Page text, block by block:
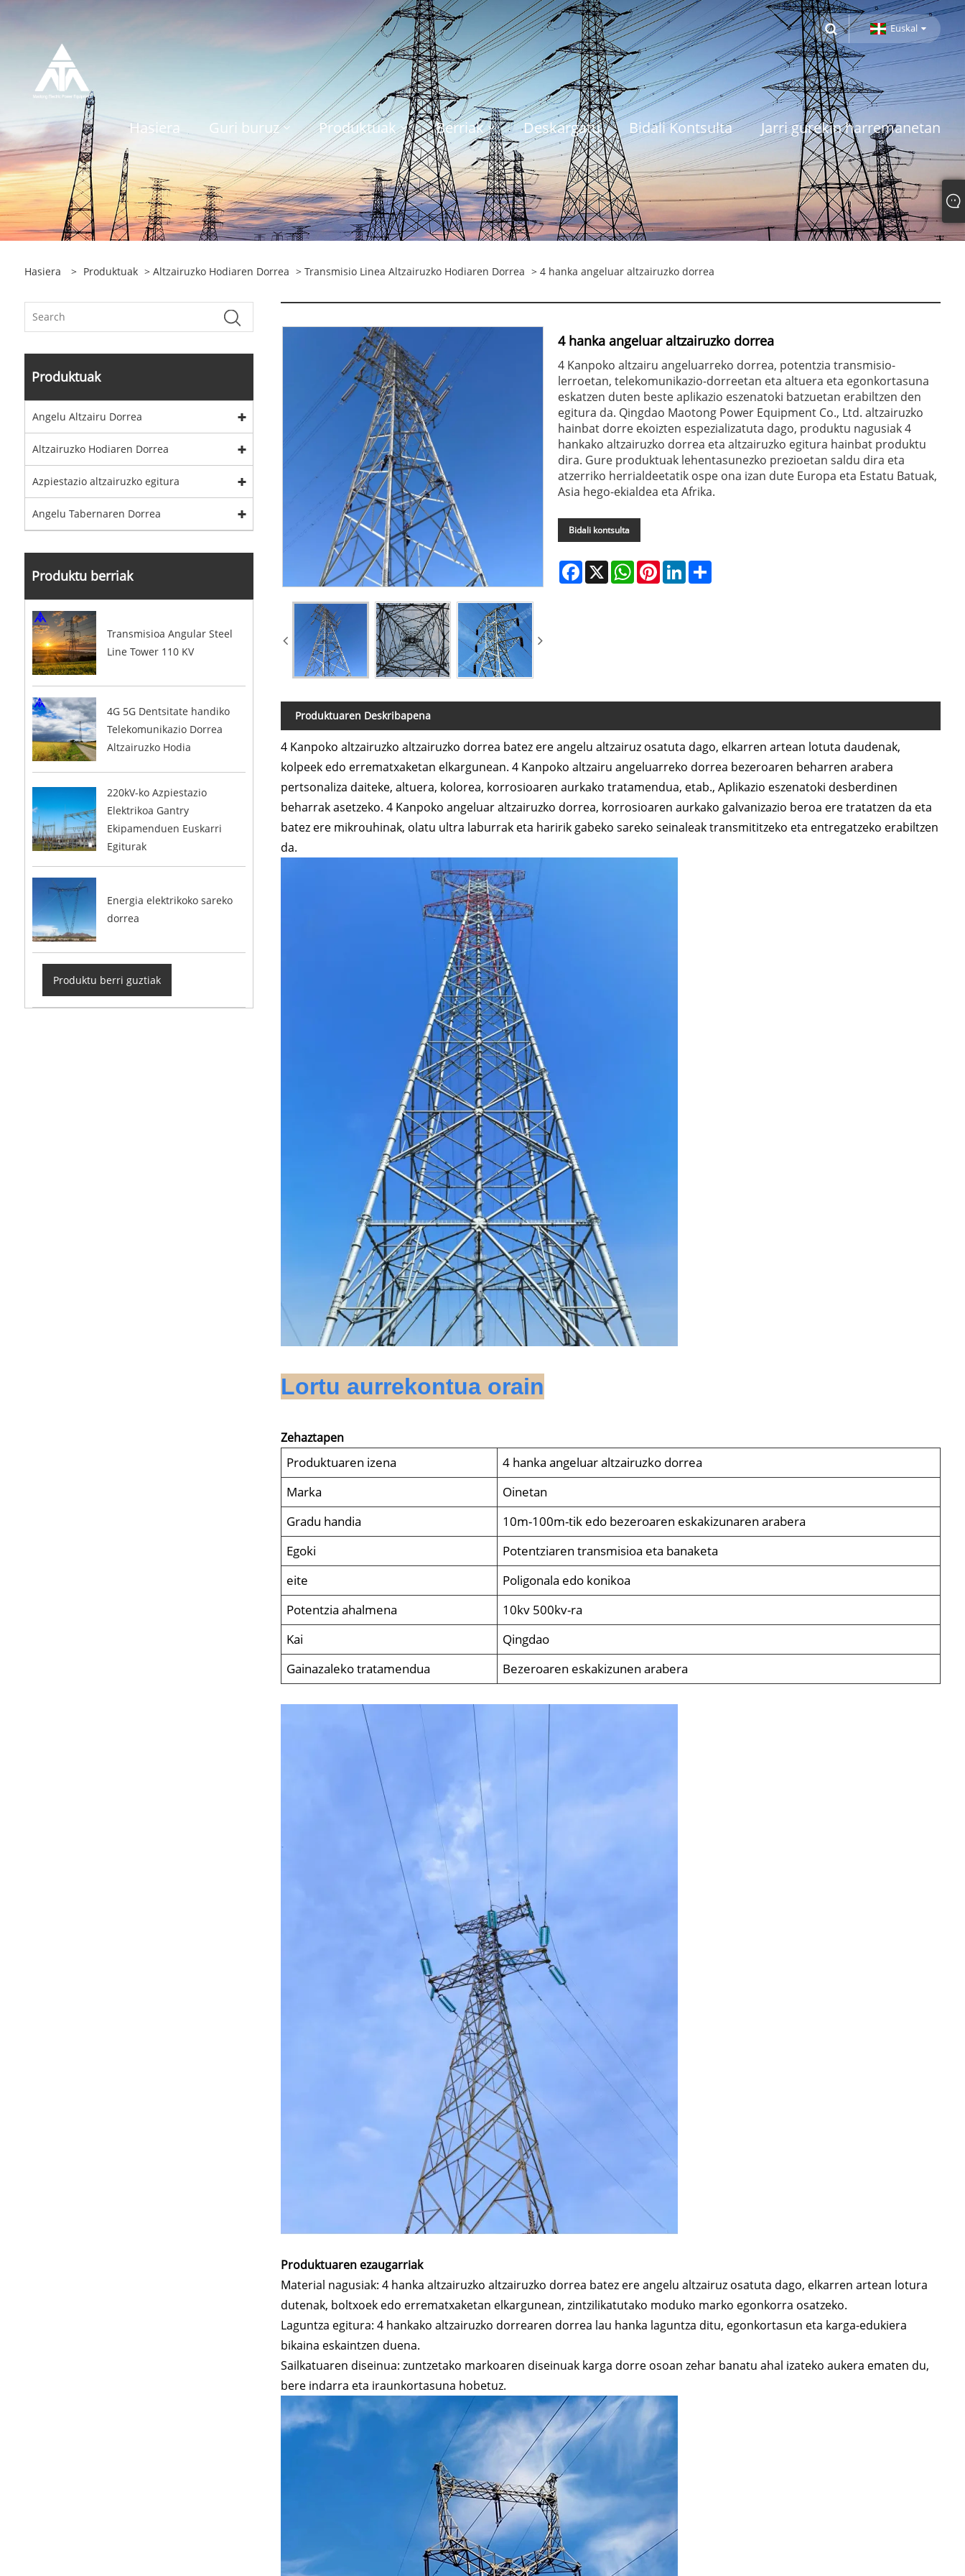
Euskal
Hasiera Guri buruz Produktuak Berriak Deskargatu Bidali Kontsulta Jarri gurekin harremanetan
Hasiera > Produktuak > Altzairuzko Hodiaren Dorrea > Transmisio Linea Altzairuzko Hodiaren Dorrea > 4 hanka angeluar altzairuzko dorrea
Produktuak
Angelu Altzairu Dorrea
Altzairuzko Hodiaren Dorrea
Azpiestazio altzairuzko egitura
Angelu Tabernaren Dorrea
Produktu berriak
Transmisioa Angular Steel
Line Tower 110 KV
4G 5G Dentsitate handiko
Telekomunikazio Dorrea
Altzairuzko Hodia
220kV-ko Azpiestazio
Elektrikoa Gantry
Ekipamenduen Euskarri
Egiturak
Energia elektrikoko sareko
dorrea
Produktu berri guztiak
4 hanka angeluar altzairuzko dorrea
4 Kanpoko altzairu angeluarreko dorrea, potentzia transmisio-
lerroetan, telekomunikazio-dorreetan eta altuera eta egonkortasuna
eskatzen duten beste aplikazio eszenatoki batzuetan erabiltzen den
egitura da. Qingdao Maotong Power Equipment Co., Ltd. altzairuzko
hainbat dorre ekoizten espezializatuta dago, produktu nagusiak 4
hankako altzairuzko dorrea eta altzairuzko egitura hainbat produktu
dira. Gure produktuak lehentasunezko prezioetan saldu dira eta
atzerriko herrialdeetatik ospe ona izan dute Europa eta Estatu Batuak,
Asia hego-ekialdea eta Afrika.
Bidali kontsulta
Facebook
X WhatsApp
PinterestLinkedIn
Produktuaren Deskribapena
4 Kanpoko altzairuzko altzairuzko dorrea batez ere angelu altzairuz osatuta dago, elkarren artean lotuta daudenak,
kolpeek edo errematxaketan elkargunean. 4 Kanpoko altzairu angeluarreko dorrea bezeroaren beharren arabera
pertsonaliza daiteke, altuera, kolorea, korrosioaren aurkako tratamendua, etab., Aplikazio eszenatoki desberdinen
beharrak asetzeko. 4 Kanpoko angeluar altzairuzko dorrea, korrosioaren aurkako galvanizazio beroa ere tratatzen da eta
batez ere mikrouhinak, olatu ultra laburrak eta haririk gabeko sareko seinaleak transmititzeko eta entregatzeko erabiltzen
da.
Lortu aurrekontua orain
Zehaztapen
Produktuaren izena
4 hanka angeluar altzairuzko dorrea
Marka
Oinetan
Gradu handia
10m-100m-tik edo bezeroaren eskakizunaren arabera
Egoki
Potentziaren transmisioa eta banaketa
eite
Poligonala edo konikoa
Potentzia ahalmena
10kv 500kv-ra
Kai
Qingdao
Gainazaleko tratamendua
Bezeroaren eskakizunen arabera
Produktuaren ezaugarriak
Material nagusiak: 4 hanka altzairuzko altzairuzko dorrea batez ere angelu altzairuz osatuta dago, elkarren artean lotura
dutenak, boltxoek edo errematxaketan elkargunean, zintzilikatutako moduko marko egonkorra osatzeko.
Laguntza egitura: 4 hankako altzairuzko dorrearen dorrea lau hanka laguntza ditu, egonkortasun eta karga-edukiera
bikaina eskaintzen duena.
Sailkatuaren diseinua: zuntzetako markoaren diseinuak karga dorre osoan zehar banatu ahal izateko aukera ematen du,
bere indarra eta iraunkortasuna hobetuz.